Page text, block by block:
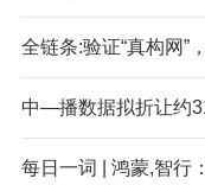
全链条:验证“真构网”
中—播数据拟折让约
每日一词 | 鸿蒙,智行